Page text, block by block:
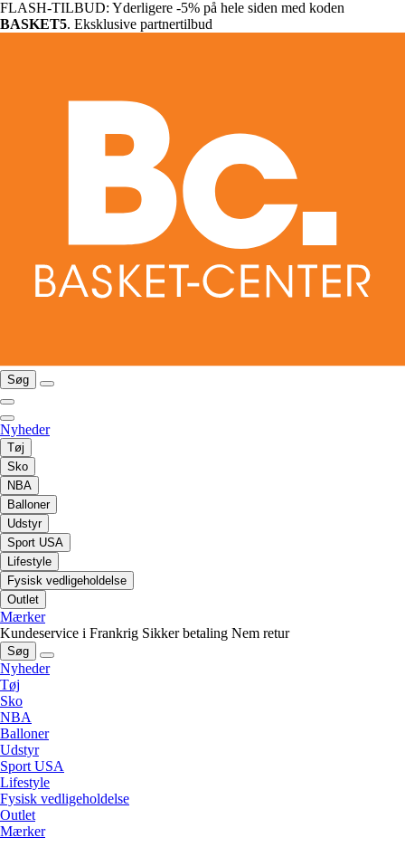
FLASH-TILBUD: Yderligere -5% på hele siden med koden
BASKET5. Eksklusive partnertilbud
Søg
Nyheder
Tøj
Sko
NBA
Balloner
Udstyr
Sport USA
Lifestyle
Fysisk vedligeholdelse
Outlet
Mærker
Kundeservice i Frankrig Sikker betaling Nem retur
Søg
Nyheder
Tøj
Sko
NBA
Balloner
Udstyr
Sport USA
Lifestyle
Fysisk vedligeholdelse
Outlet
Mærker